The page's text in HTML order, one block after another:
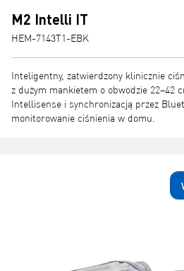
M2 Intelli IT
HEM-7143T1-EBK
Inteligentny, zatwierdzony klinicznie
z dużym mankietem o obwodzie 22–42
Intellisense i synchronizacją przez
monitorowanie ciśnienia w domu.